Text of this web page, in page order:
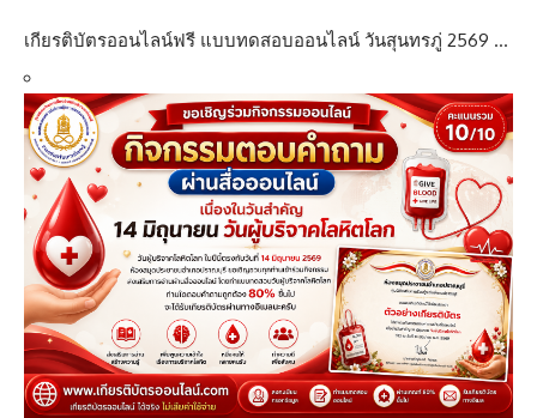
เกียรติบัตรออนไลน์ฟรี แบบทดสอบออนไลน์ วันสุนทรภู่ 2569 …